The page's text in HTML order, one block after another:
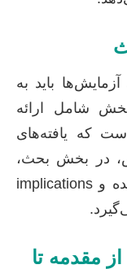
باید به
شامل ارائه
که یافته‌های
در بخش بحث،
این نتایج با ادبیات موجود مقایسه شده و implications
مقدمه تا